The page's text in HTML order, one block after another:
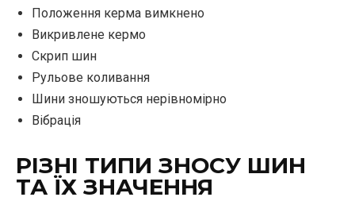
Положення керма вимкнено
Викривлене кермо
Скрип шин
Рульове коливання
Шини зношуються нерівномірно
Вібрація
РІЗНІ ТИПИ ЗНОСУ ШИН
ТА ЇХ ЗНАЧЕННЯ